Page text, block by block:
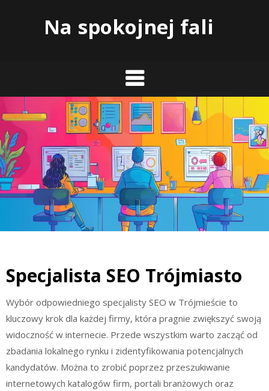
Na spokojnej fali
Specjalista SEO Trójmiasto
Wybór odpowiedniego specjalisty SEO w Trójmieście to
kluczowy krok dla każdej firmy, która pragnie zwiększyć swoją
widoczność w internecie. Przede wszystkim warto zacząć od
zbadania lokalnego rynku i zidentyfikowania potencjalnych
kandydatów. Można to zrobić poprzez przeszukiwanie
internetowych katalogów firm, portali branżowych oraz